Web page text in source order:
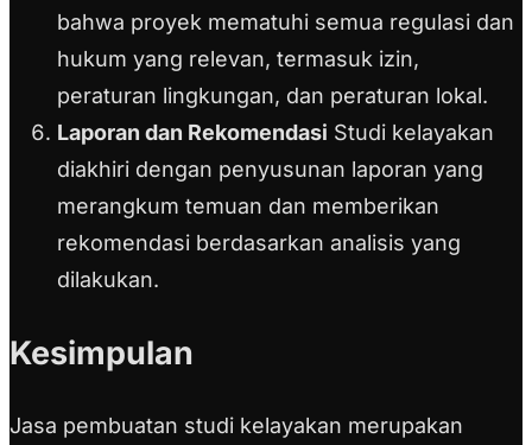
bahwa proyek mematuhi semua regulasi dan
hukum yang relevan, termasuk izin,
peraturan lingkungan, dan peraturan lokal.
Laporan dan Rekomendasi Studi kelayakan
diakhiri dengan penyusunan laporan yang
merangkum temuan dan memberikan
rekomendasi berdasarkan analisis yang
dilakukan.
Kesimpulan
Jasa pembuatan studi kelayakan merupakan